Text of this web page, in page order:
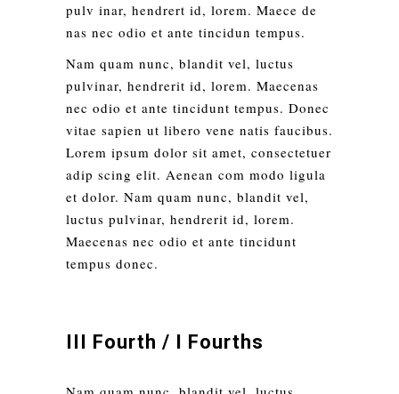
pulv inar, hendrert id, lorem. Maece de
nas nec odio et ante tincidun tempus.
Nam quam nunc, blandit vel, luctus
pulvinar, hendrerit id, lorem. Maecenas
nec odio et ante tincidunt tempus. Donec
vitae sapien ut libero vene natis faucibus.
Lorem ipsum dolor sit amet, consectetuer
adip scing elit. Aenean com modo ligula
et dolor. Nam quam nunc, blandit vel,
luctus pulvinar, hendrerit id, lorem.
Maecenas nec odio et ante tincidunt
tempus donec.
III Fourth / I Fourths